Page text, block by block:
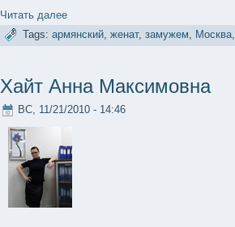
Читать далее
Tags: армянский, женат, замужем, Москва,
Хайт Анна Максимoвна
ВС, 11/21/2010 - 14:46